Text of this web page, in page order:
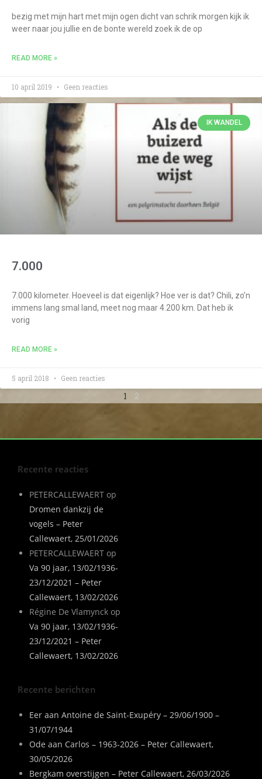
bezig met mijn hart met mijn ogen dicht van schrik morgen kijk ik
weer naar jou jullie en de bonte wereld zoek ik de op
READ MORE »
10 april 2019 Geen reacties
IK WANDEL
7.000
7.000 kilometer. Hoeveel is dat eigenlijk? Hoe ver is dat? Chili, zo’n
immens lang smal land, meet nog maar 4.200 km. Dat heb ik
vorig
READ MORE »
5 april 2018 Geen reacties
1 2
Recente reacties
PETERCALLEWAERT op
Dromen dankzij de
vogels – Peter
Callewaert, 25/01/2026
PETERCALLEWAERT op
Va 90 jaar, 13/02/1936-
23/12/2021 – Peter
Callewaert, 13/02/2026
Régine De Vlamynck op
Va 90 jaar, 13/02/1936-
23/12/2021 – Peter
Callewaert, 13/02/2026
Recente berichten
Eer aan Antoine de Saint-Exupéry – 29/06/1900 –
31/07/1944
Ode aan Carlos – 1963-2026 – Peter Callewaert,
30/05/2026
Bergkam overstijgen – Peter Callewaert, 26/03/2026